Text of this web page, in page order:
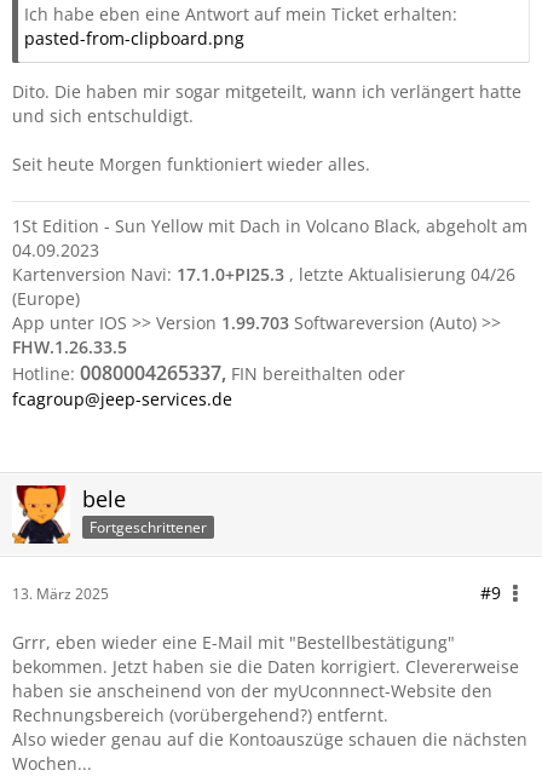
Ich habe eben eine Antwort auf mein Ticket erhalten:
pasted-from-clipboard.png
Dito. Die haben mir sogar mitgeteilt, wann ich verlängert hatte
und sich entschuldigt.
Seit heute Morgen funktioniert wieder alles.
1St Edition - Sun Yellow mit Dach in Volcano Black, abgeholt am
04.09.2023
Kartenversion Navi: 17.1.0+PI25.3 , letzte Aktualisierung 04/26
(Europe)
App unter IOS >> Version 1.99.703 Softwareversion (Auto) >>
FHW.1.26.33.5
Hotline: 0080004265337, FIN bereithalten oder
fcagroup@jeep-services.de
bele
Fortgeschrittener
13. März 2025 #9
Grrr, eben wieder eine E-Mail mit "Bestellbestätigung"
bekommen. Jetzt haben sie die Daten korrigiert. Clevererweise
haben sie anscheinend von der myUconnnect-Website den
Rechnungsbereich (vorübergehend?) entfernt.
Also wieder genau auf die Kontoauszüge schauen die nächsten
Wochen...